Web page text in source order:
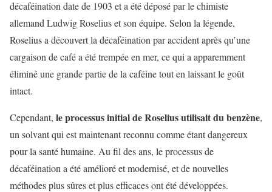
décaféination date de 1903 et a été déposé par le chimiste
allemand Ludwig Roselius et son équipe. Selon la légende,
Roselius a découvert la décaféination par accident après qu’une
cargaison de café a été trempée en mer, ce qui a apparemment
éliminé une grande partie de la caféine tout en laissant le goût
intact.
Cependant, le processus initial de Roselius utilisait du benzène,
un solvant qui est maintenant reconnu comme étant dangereux
pour la santé humaine. Au fil des ans, le processus de
décaféination a été amélioré et modernisé, et de nouvelles
méthodes plus sûres et plus efficaces ont été développées.